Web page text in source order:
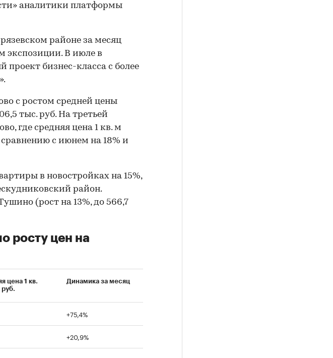
аналитики платформы
районе за месяц
экспозиции. В июле в
проект бизнес-класса с более
с ростом средней цены
тыс. руб. На третьей
где средняя цена 1 кв. м
с июнем на 18% и
в новостройках на 15%,
район.
(рост на 13%, до 566,7
росту цен на
цена 1 кв.
Динамика за месяц
+75,4%
+20,9%